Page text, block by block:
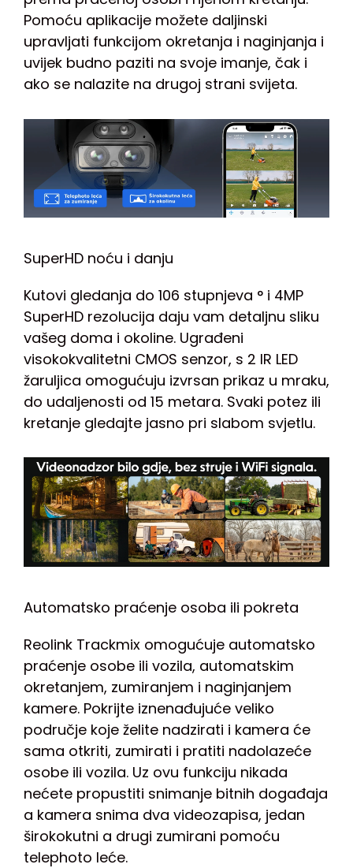
Pomoću aplikacije možete daljinski
upravljati funkcijom okretanja i naginjanja i
uvijek budno paziti na svoje imanje, čak i
ako se nalazite na drugoj strani svijeta.
SuperHD noću i danju
Kutovi gledanja do 106 stupnjeva ° i 4MP
SuperHD rezolucija daju vam detaljnu sliku
vašeg doma i okoline. Ugrađeni
visokokvalitetni CMOS senzor, s 2 IR LED
žaruljica omogućuju izvrsan prikaz u mraku,
do udaljenosti od 15 metara. Svaki potez ili
kretanje gledajte jasno pri slabom svjetlu.
Automatsko praćenje osoba ili pokreta
Reolink Trackmix omogućuje automatsko
praćenje osobe ili vozila, automatskim
okretanjem, zumiranjem i naginjanjem
kamere. Pokrijte iznenađujuće veliko
područje koje želite nadzirati i kamera će
sama otkriti, zumirati i pratiti nadolazeće
osobe ili vozila. Uz ovu funkciju nikada
nećete propustiti snimanje bitnih događaja
a kamera snima dva videozapisa, jedan
širokokutni a drugi zumirani pomoću
telephoto leće.